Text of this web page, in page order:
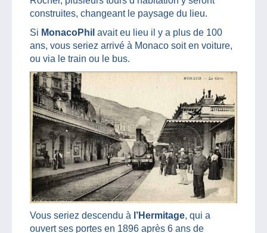
construites, changeant le paysage du lieu.
Si MonacoPhil avait eu lieu il y a plus de 100
ans, vous seriez arrivé à Monaco soit en voiture,
ou via le train ou le bus.
Vous seriez descendu à l’Hermitage, qui a
ouvert ses portes en 1896 après 6 ans de